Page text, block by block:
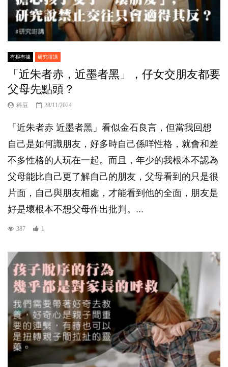
有根有據 研究咁講
「近朱者赤，近墨者黑」，仔女交朋友都要
父母先點頭？
科豆 28/11/2024
「近朱者赤 近墨者黑」看似金石良言，但當我回想
自己是如何識朋友，好多時自己係咩性格，就會和差
不多性格的人玩在一起。而且，年少的我根本不認為
父母能比自己更了解自己的朋友，父母看到的只是很
片面，自己與朋友相處，才能看到他的全面，朋友是
好是壞根本不想父母作出批判。...
387 1